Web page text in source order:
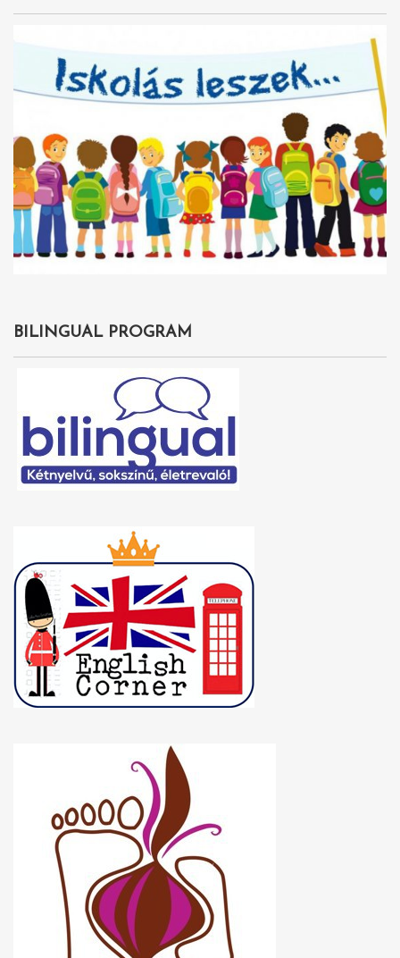
BILINGUAL PROGRAM